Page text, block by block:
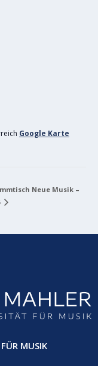
Google Karte
Neue Musik –
MUSIK